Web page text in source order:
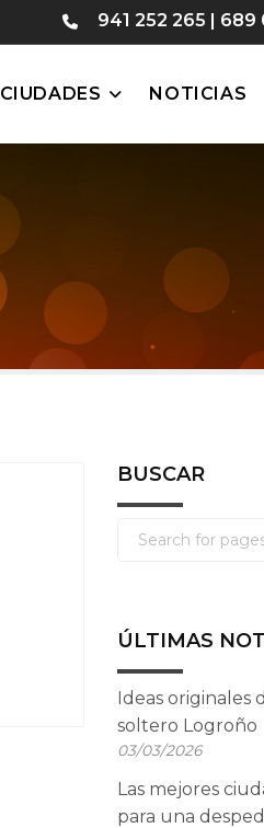
941 252 265 | 689
CIUDADES NOTICIAS
BUSCAR
ÚLTIMAS
Ideas originales
soltero Logroño
03/03/2026
Las mejores
para una